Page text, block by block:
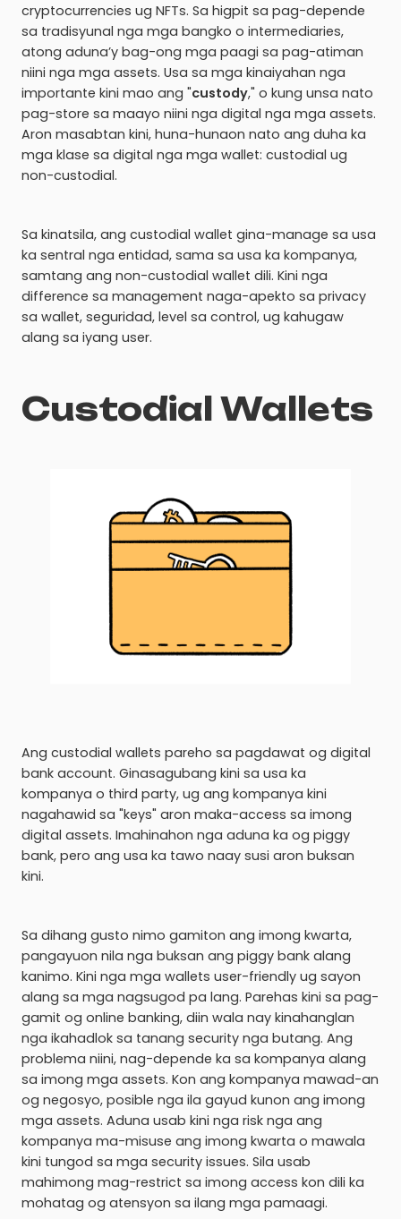
cryptocurrencies ug NFTs. Sa higpit sa pag-depende
sa tradisyunal nga mga bangko o intermediaries,
atong aduna’y bag-ong mga paagi sa pag-atiman
niini nga mga assets. Usa sa mga kinaiyahan nga
importante kini mao ang "custody," o kung unsa nato
pag-store sa maayo niini nga digital nga mga assets.
Aron masabtan kini, huna-hunaon nato ang duha ka
mga klase sa digital nga mga wallet: custodial ug
non-custodial.
Sa kinatsila, ang custodial wallet gina-manage sa usa
ka sentral nga entidad, sama sa usa ka kompanya,
samtang ang non-custodial wallet dili. Kini nga
difference sa management naga-apekto sa privacy
sa wallet, seguridad, level sa control, ug kahugaw
alang sa iyang user.
Custodial Wallets
Ang custodial wallets pareho sa pagdawat og digital
bank account. Ginasagubang kini sa usa ka
kompanya o third party, ug ang kompanya kini
nagahawid sa "keys" aron maka-access sa imong
digital assets. Imahinahon nga aduna ka og piggy
bank, pero ang usa ka tawo naay susi aron buksan
kini.
Sa dihang gusto nimo gamiton ang imong kwarta,
pangayuon nila nga buksan ang piggy bank alang
kanimo. Kini nga mga wallets user-friendly ug sayon
alang sa mga nagsugod pa lang. Parehas kini sa pag-
gamit og online banking, diin wala nay kinahanglan
nga ikahadlok sa tanang security nga butang. Ang
problema niini, nag-depende ka sa kompanya alang
sa imong mga assets. Kon ang kompanya mawad-an
og negosyo, posible nga ila gayud kunon ang imong
mga assets. Aduna usab kini nga risk nga ang
kompanya ma-misuse ang imong kwarta o mawala
kini tungod sa mga security issues. Sila usab
mahimong mag-restrict sa imong access kon dili ka
mohatag og atensyon sa ilang mga pamaagi.